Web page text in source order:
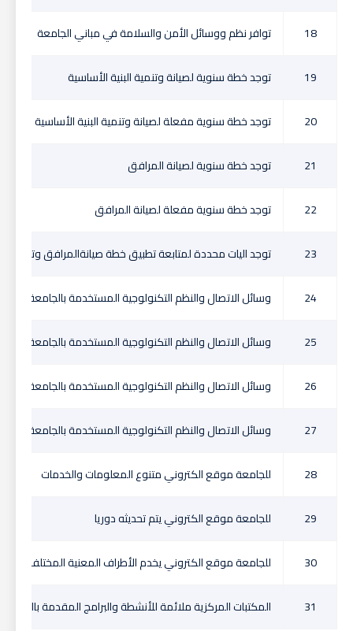
18 توافر نظم ووسائل الأمن والسلامة في مباني الجامعة
19 توجد خطة سنوية لصيانة وتنمية البنية الأساسية
20 توجد خطة سنوية مفعلة لصيانة وتنمية البنية الأساسية
21 توجد خطة سنوية لصيانة المرافق
22 توجد خطة سنوية مفعلة لصيانة المرافق
23 توجد اليات محددة لمتابعة تطبيق خطة صيانةالمرافق وتنمية
24 وسائل الاتصال والنظم التكنولوجية المستخدمة بالجامعة حديثة
25 وسائل الاتصال والنظم التكنولوجية المستخدمة بالجامعة
26 وسائل الاتصال والنظم التكنولوجية المستخدمة بالجامعة
27 وسائل الاتصال والنظم التكنولوجية المستخدمة بالجامعة
28 للجامعة موقع الكتروني متنوع المعلومات والخدمات
29 للجامعة موقع الكتروني يتم تحديثه دوريا
30 للجامعة موقع الكتروني يخدم الأطراف المعنية المختلفة
31 المكتبات المركزية ملائمة للأنشطة والبرامج المقدمة بالجامعة